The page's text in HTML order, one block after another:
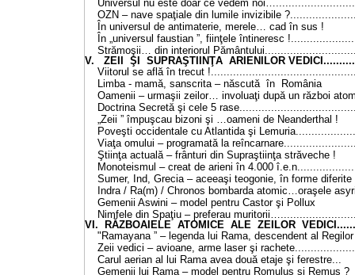
Universul nu este doar ce vedem
OZN – nave spaţiale din lumile invizibile
În universul de antimaterie, merele…
În „universul faustian ”, fiinţele întineresc
Strămoşii… din interiorul
V. ZEII ŞI SUPRAŞTIINŢA ARIENILOR
Viitorul se află în trecut
Limba - mamă, sanscrita – născută în
Oamenii – urmaşii zeilor… involuaţi după un
Doctrina Secretă şi cele 5
„Zeii ” împuşcau bizoni şi …oameni de
Poveşti occidentale cu Atlantida şi
Viaţa omului – programată la
Ştiinţa actuală – frânturi din Supraştiinţa
Monoteismul – creat de arieni în 4.000
Sumer, Ind, Grecia – aceeaşi teogonie, în
Indra / Ra(m) / Chronos bombarda
Gemenii Aswini – model pentru Castor
Nimfele din Spaţiu – preferau
VI. RĂZBOAIELE ATOMICE ALE ZEILOR
"Ramayana ” – legenda lui Rama, descendent al
Zeii vedici – avioane, arme laser şi
Carul aerian al lui Rama avea două etaje şi
Gemenii lui Rama – model pentru Romulus